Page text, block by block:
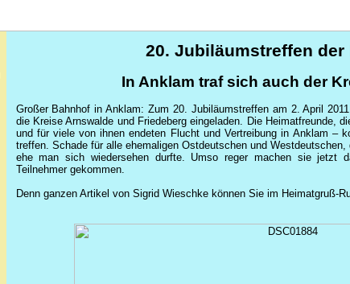
20. Jubiläumstreffen der
In Anklam traf sich auch der
Großer Bahnhof in Anklam: Zum 20. Jubiläumstreffen am 2. April
die Kreise Arnswalde und Friedeberg eingeladen. Die Heimatfreunde,
und für viele von ihnen endeten Flucht und Vertreibung in Anklam –
treffen. Schade für alle ehemaligen Ostdeutschen und
ehe man sich wiedersehen durfte. Umso reger machen sie jetzt
Teilnehmer gekommen.
Denn ganzen Artikel von Sigrid Wieschkekönnen Sie im Heimatgruß-